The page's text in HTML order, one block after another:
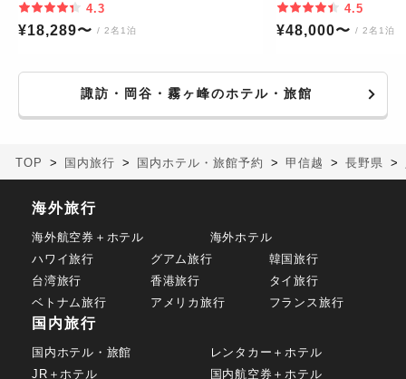
4.3
¥18,289〜 / 2名1泊
4.5
¥48,000〜 / 2名1泊
諏訪・岡谷・霧ヶ峰のホテル・旅館
TOP 国内旅行 国内ホテル・旅館予約 甲信越 長野県
海外旅行
海外航空券＋ホテル
海外ホテル
ハワイ旅行
グアム旅行
韓国旅行
台湾旅行
香港旅行
タイ旅行
ベトナム旅行
アメリカ旅行 フランス旅行
国内旅行
国内ホテル・旅館
レンタカー＋ホテル
JR＋ホテル
国内航空券＋ホテル